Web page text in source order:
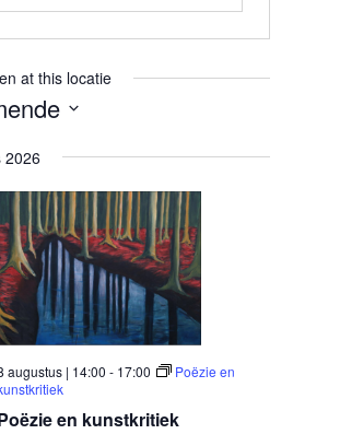
at this locatie
2026
en kunstkritiek
augustus | 14:00 - 17:00
Poëzie en